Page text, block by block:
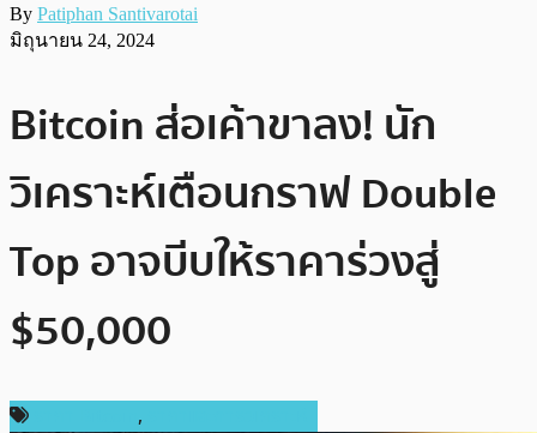
By Patiphan Santivarotai
มิถุนายน 24, 2024
Bitcoin ส่อเค้าขาลง! นัก
วิเคราะห์เตือนกราฟ Double
Top อาจบีบให้ราคาร่วงสู่
$50,000
,